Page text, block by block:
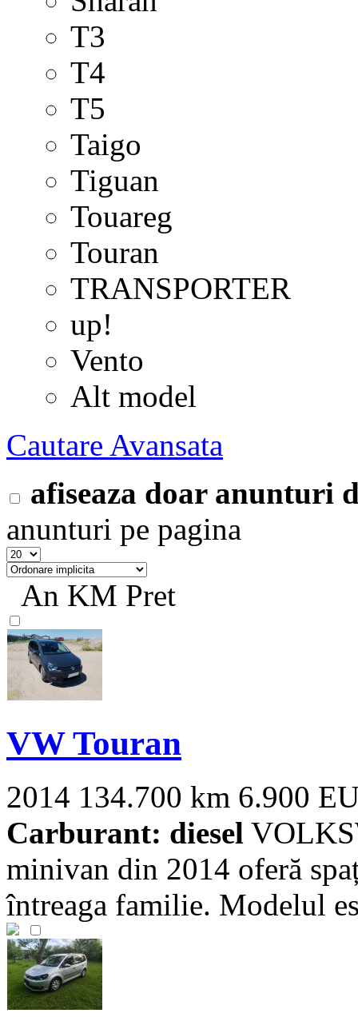
T3
T4
T5
Taigo
Tiguan
Touareg
Touran
TRANSPORTER
up!
Vento
Alt model
Cautare Avansata
afiseaza doar anunturi
anunturi pe pagina
An KM Pret
VW Touran
2014 134.700 km 6.900
Carburant: diesel
minivan din 2014 oferă
întreaga familie. Modelul